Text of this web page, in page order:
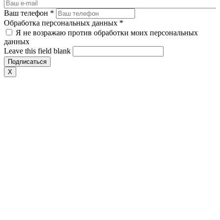
Ваш телефон *
Обработка персональных данных *
Я не возражаю против обработки моих персональных
данных
Leave this field blank
X